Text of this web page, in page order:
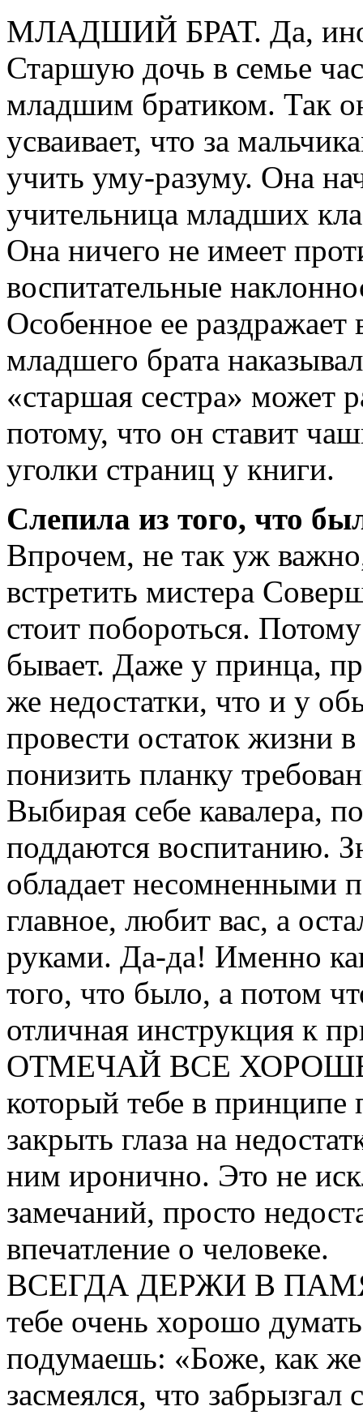
МЛАДШИЙ БРАТ. Да,
Старшую дочь в семье
младшим братиком. Так
усваивает, что за
учить уму-разуму. Она
учительница младших
Она ничего не имеет
воспитательные
Особенное ее
младшего брата
«старшая сестра» может
потому, что он ставит
уголки страниц у книги.
Слепила из того, что
Впрочем, не так уж
встретить мистера
стоит побороться.
бывает. Даже у принца,
же недостатки, что и у
провести остаток жизни
понизить планку
Выбирая себе кавалера,
поддаются воспитанию.
обладает несомненными
главное, любит вас, а
руками. Да-да! Именно
того, что было, а потом
отличная инструкция к
ОТМЕЧАЙ ВСЕ
который тебе в принципе
закрыть глаза на
ним иронично. Это не
замечаний, просто
впечатление о человеке.
ВСЕГДА ДЕРЖИ В
тебе очень хорошо
подумаешь: «Боже, как
засмеялся, что